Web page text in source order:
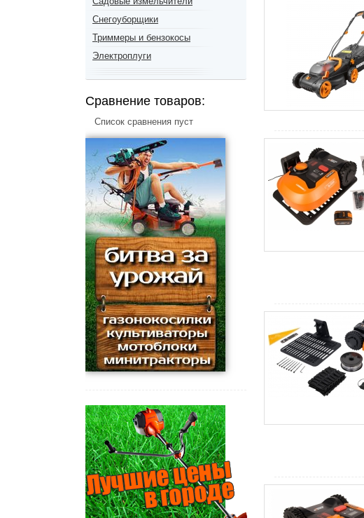
Снегоуборщики
Триммеры и бензокосы
Электроплуги
Сравнение товаров:
Список сравнения пуст